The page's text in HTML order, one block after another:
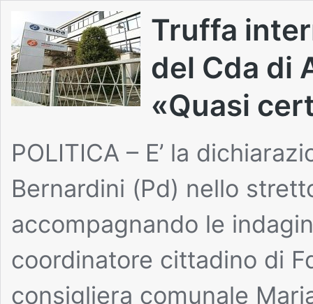
Truffa
del Cda di
«Quasi
POLITICA – E’ la
Bernardini (Pd) nello
accompagnando le
coordinatore cittadino di
consigliera comunale